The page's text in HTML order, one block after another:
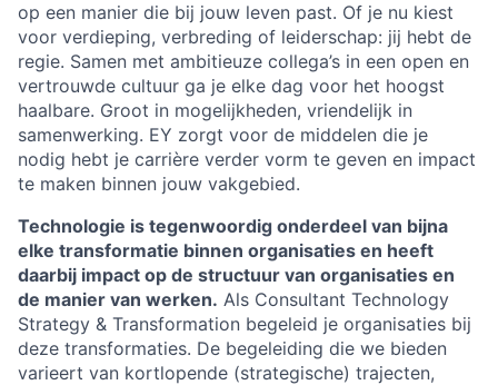
op een manier die bij jouw leven past. Of je nu kiest
voor verdieping, verbreding of leiderschap: jij hebt de
regie. Samen met ambitieuze collega’s in een open en
vertrouwde cultuur ga je elke dag voor het hoogst
haalbare. Groot in mogelijkheden, vriendelijk in
samenwerking. EY zorgt voor de middelen die je
nodig hebt je carrière verder vorm te geven en impact
te maken binnen jouw vakgebied.
Technologie is tegenwoordig onderdeel van bijna
elke transformatie binnen organisaties en heeft
daarbij impact op de structuur van organisaties en
de manier van werken. Als Consultant Technology
Strategy & Transformation begeleid je organisaties bij
deze transformaties. De begeleiding die we bieden
varieert van kortlopende (strategische) trajecten,